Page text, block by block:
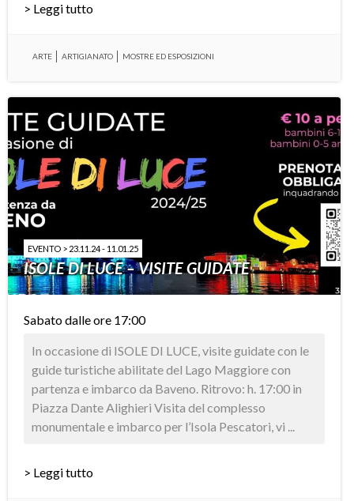
> Leggi tutto
ARTE ARTIGIANATO MOSTRE ED ESPOSIZIONI
EVENTO > 23.11.24 - 11.01.25
ISOLE DI LUCE – VISITE GUIDATE
Sabato dalle ore 17:00
In occasione di ISOLE DI LUCE, visite guidate con le
guide turistiche abilitate del Lago Maggiore con
partenza e imbarco da Baveno. Ritrovo: h. 17:00 in
Piazza Dante Alighieri Visita del complesso
monumentale e imbarco per l’Isola Pescatori, vi ...
> Leggi tutto